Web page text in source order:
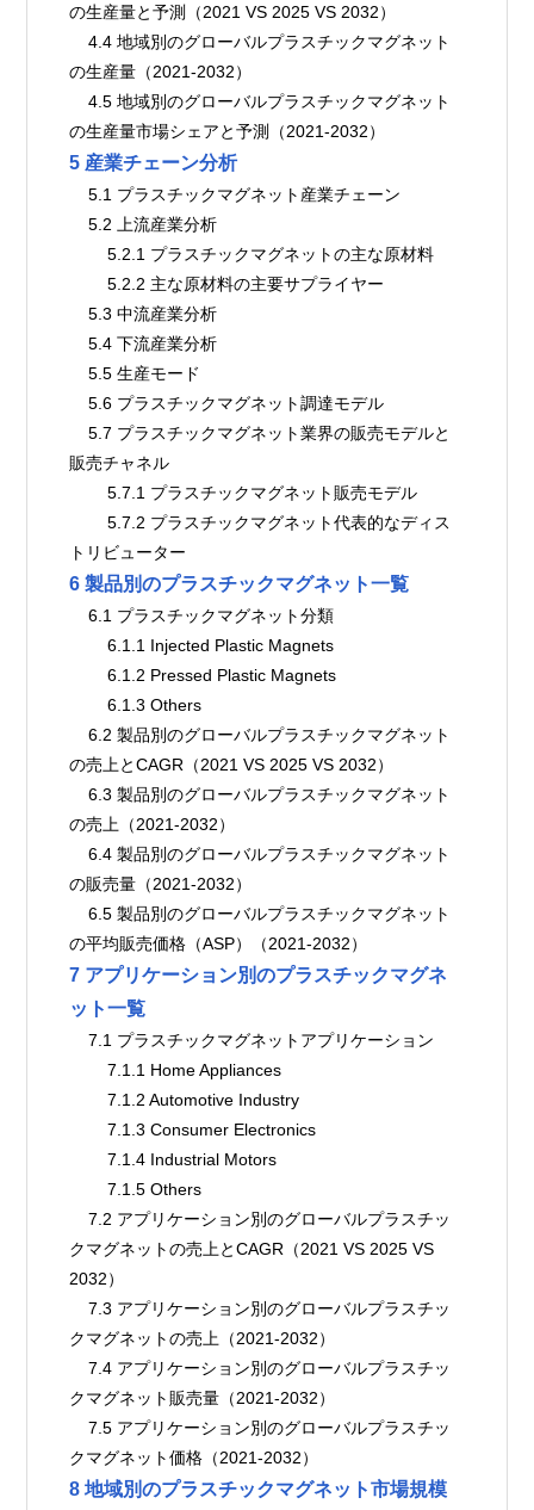
の生産量と予測（2021 VS 2025 VS 2032）
    4.4 地域別のグローバルプラスチックマグネット
の生産量（2021-2032）
    4.5 地域別のグローバルプラスチックマグネット
の生産量市場シェアと予測（2021-2032）
5 産業チェーン分析
    5.1 プラスチックマグネット産業チェーン
    5.2 上流産業分析
        5.2.1 プラスチックマグネットの主な原材料
        5.2.2 主な原材料の主要サプライヤー
    5.3 中流産業分析
    5.4 下流産業分析
    5.5 生産モード
    5.6 プラスチックマグネット調達モデル
    5.7 プラスチックマグネット業界の販売モデルと
販売チャネル
        5.7.1 プラスチックマグネット販売モデル
        5.7.2 プラスチックマグネット代表的なディス
トリビューター
6 製品別のプラスチックマグネット一覧
    6.1 プラスチックマグネット分類
        6.1.1 Injected Plastic Magnets
        6.1.2 Pressed Plastic Magnets
        6.1.3 Others
    6.2 製品別のグローバルプラスチックマグネット
の売上とCAGR（2021 VS 2025 VS 2032）
    6.3 製品別のグローバルプラスチックマグネット
の売上（2021-2032）
    6.4 製品別のグローバルプラスチックマグネット
の販売量（2021-2032）
    6.5 製品別のグローバルプラスチックマグネット
の平均販売価格（ASP）（2021-2032）
7 アプリケーション別のプラスチックマグネ
ット一覧
    7.1 プラスチックマグネットアプリケーション
        7.1.1 Home Appliances
        7.1.2 Automotive Industry
        7.1.3 Consumer Electronics
        7.1.4 Industrial Motors
        7.1.5 Others
    7.2 アプリケーション別のグローバルプラスチッ
クマグネットの売上とCAGR（2021 VS 2025 VS
2032）
    7.3 アプリケーション別のグローバルプラスチッ
クマグネットの売上（2021-2032）
    7.4 アプリケーション別のグローバルプラスチッ
クマグネット販売量（2021-2032）
    7.5 アプリケーション別のグローバルプラスチッ
クマグネット価格（2021-2032）
8 地域別のプラスチックマグネット市場規模